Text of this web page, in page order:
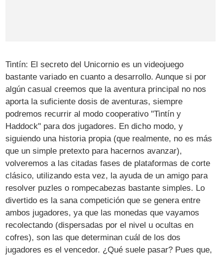
Tintín: El secreto del Unicornio es un videojuego
bastante variado en cuanto a desarrollo. Aunque si por
algún casual creemos que la aventura principal no nos
aporta la suficiente dosis de aventuras, siempre
podremos recurrir al modo cooperativo "Tintín y
Haddock" para dos jugadores. En dicho modo, y
siguiendo una historia propia (que realmente, no es más
que un simple pretexto para hacernos avanzar),
volveremos a las citadas fases de plataformas de corte
clásico, utilizando esta vez, la ayuda de un amigo para
resolver puzles o rompecabezas bastante simples. Lo
divertido es la sana competición que se genera entre
ambos jugadores, ya que las monedas que vayamos
recolectando (dispersadas por el nivel u ocultas en
cofres), son las que determinan cuál de los dos
jugadores es el vencedor. ¿Qué suele pasar? Pues que,